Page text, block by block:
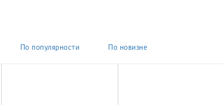
По популярности По новизне